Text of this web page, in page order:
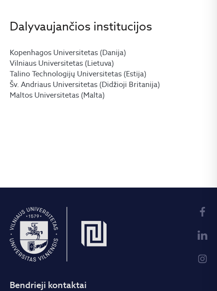
Dalyvaujančios institucijos
Kopenhagos Universitetas (Danija)
Vilniaus Universitetas (Lietuva)
Talino Technologijų Universitetas (Estija)
Šv. Andriaus Universitetas (Didžioji Britanija)
Maltos Universitetas (Malta)
Bendrieji kontaktai